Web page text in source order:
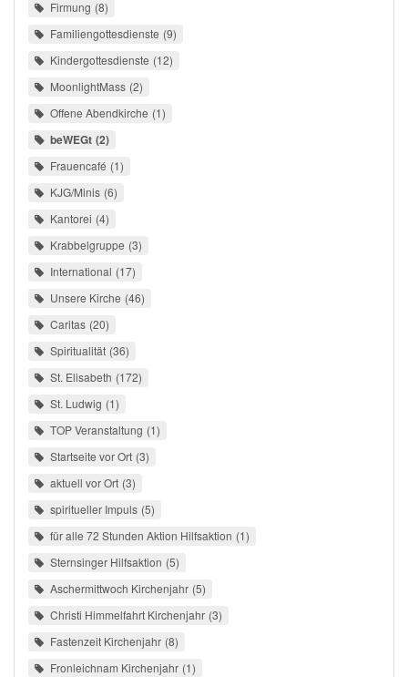
Firmung 8
Familiengottesdienste 9
Kindergottesdienste 12
MoonlightMass 2
Offene Abendkirche 1
beWEGt 2
Frauencafé 1
KJG/Minis 6
Kantorei 4
Krabbelgruppe 3
International 17
Unsere Kirche 46
Caritas 20
Spiritualität 36
St. Elisabeth 172
St. Ludwig 1
TOP Veranstaltung 1
Startseite vor Ort 3
aktuell vor Ort 3
spiritueller Impuls 5
für alle 72 Stunden Aktion Hilfsaktion 1
Sternsinger Hilfsaktion 5
Aschermittwoch Kirchenjahr 5
Christi Himmelfahrt Kirchenjahr 3
Fastenzeit Kirchenjahr 8
Fronleichnam Kirchenjahr 1